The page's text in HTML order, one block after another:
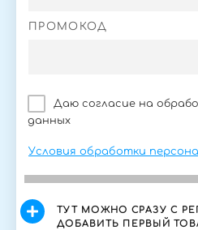
ПРОМОКОД
Даю согласие на
данных
Условия обработки
ТУТ МОЖНО СРАЗУ С
ДОБАВИТЬ ПЕРВЫЙ